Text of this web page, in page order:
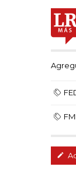
FMI